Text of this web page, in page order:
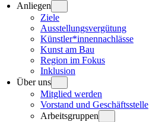
Anliegen
Ziele
Ausstellungsvergütung
Künstler*innennachlässe
Kunst am Bau
Region im Fokus
Inklusion
Über uns
Mitglied werden
Vorstand und Geschäftsstelle
Arbeitsgruppen